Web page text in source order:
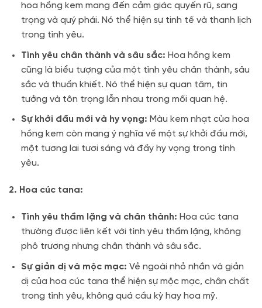
hoa hồng kem mang đến cảm giác quyến rũ, sang
trọng và quý phái. Nó thể hiện sự tinh tế và thanh lịch
trong tình yêu.
Tình yêu chân thành và sâu sắc: Hoa hồng kem
cũng là biểu tượng của một tình yêu chân thành, sâu
sắc và thuần khiết. Nó thể hiện sự quan tâm, tin
tưởng và tôn trọng lẫn nhau trong mối quan hệ.
Sự khởi đầu mới và hy vọng: Màu kem nhạt của hoa
hồng kem còn mang ý nghĩa về một sự khởi đầu mới,
một tương lai tươi sáng và đầy hy vọng trong tình
yêu.
2. Hoa cúc tana:
Tình yêu thầm lặng và chân thành: Hoa cúc tana
thường được liên kết với tình yêu thầm lặng, không
phô trương nhưng chân thành và sâu sắc.
Sự giản dị và mộc mạc: Vẻ ngoài nhỏ nhắn và giản
dị của hoa cúc tana thể hiện sự mộc mạc, chân chất
trong tình yêu, không quá cầu kỳ hay hoa mỹ.